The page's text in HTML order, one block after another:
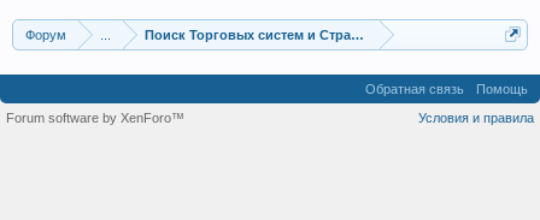
Форум ... Поиск Торговых систем и Стратегий
Обратная связь
Помощь
Условия и правила
Forum software by XenForo™